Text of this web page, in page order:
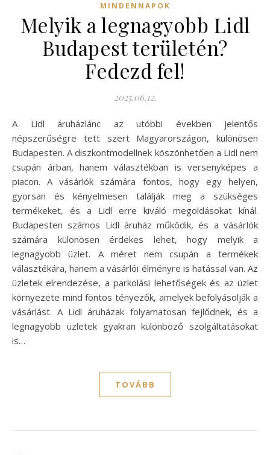
MINDENNAPOK
Melyik a legnagyobb Lidl
Budapest területén?
Fedezd fel!
2025.06.12.
A Lidl áruházlánc az utóbbi években jelentős
népszerűségre tett szert Magyarországon, különösen
Budapesten. A diszkontmodellnek köszönhetően a Lidl nem
csupán árban, hanem választékban is versenyképes a
piacon. A vásárlók számára fontos, hogy egy helyen,
gyorsan és kényelmesen találják meg a szükséges
termékeket, és a Lidl erre kiváló megoldásokat kínál.
Budapesten számos Lidl áruház működik, és a vásárlók
számára különösen érdekes lehet, hogy melyik a
legnagyobb üzlet. A méret nem csupán a termékek
választékára, hanem a vásárlói élményre is hatással van. Az
üzletek elrendezése, a parkolási lehetőségek és az üzlet
környezete mind fontos tényezők, amelyek befolyásolják a
vásárlást. A Lidl áruházak folyamatosan fejlődnek, és a
legnagyobb üzletek gyakran különböző szolgáltatásokat
is…
TOVÁBB